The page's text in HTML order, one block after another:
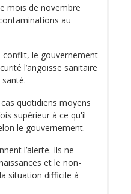
mois de novembre
au
conflit, le gouvernement
l’angoisse sanitaire
quotidiens moyens
supérieur à ce qu'il
le gouvernement.
l’alerte. Ils ne
et le non-
situation difficile à